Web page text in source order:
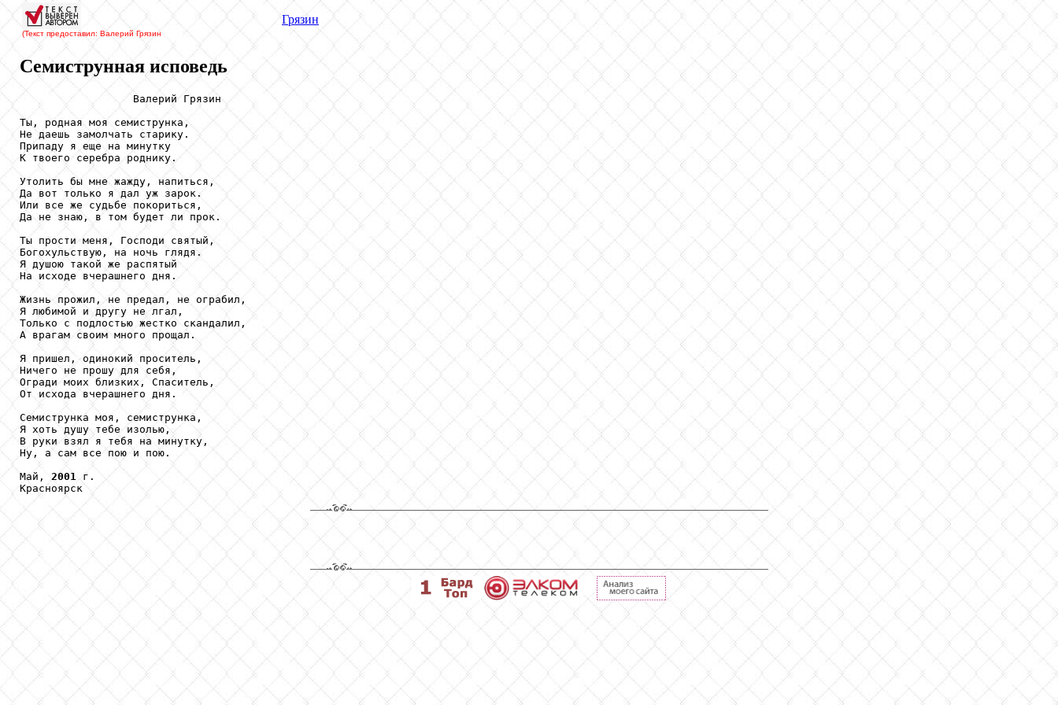
(Текст предоставил: Валерий Грязин
Грязин
Семиструнная исповедь
                  Валерий Грязин
Ты, родная моя семиструнка,
Не даешь замолчать старику.
Припаду я еще на минутку
К твоего серебра роднику.
Утолить бы мне жажду, напиться,
Да вот только я дал уж зарок.
Или все же судьбе покориться,
Да не знаю, в том будет ли прок.
Ты прости меня, Господи святый,
Богохульствую, на ночь глядя.
Я душою такой же распятый
На исходе вчерашнего дня.
Жизнь прожил, не предал, не ограбил,
Я любимой и другу не лгал,
Только с подлостью жестко скандалил,
А врагам своим много прощал.
Я пришел, одинокий проситель,
Ничего не прошу для себя,
Огради моих близких, Спаситель,
От исхода вчерашнего дня.
Семиструнка моя, семиструнка,
Я хоть душу тебе изолью,
В руки взял я тебя на минутку,
Ну, а сам все пою и пою.
Май, 2001
г.